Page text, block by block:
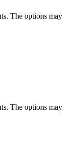
The options may
The options may